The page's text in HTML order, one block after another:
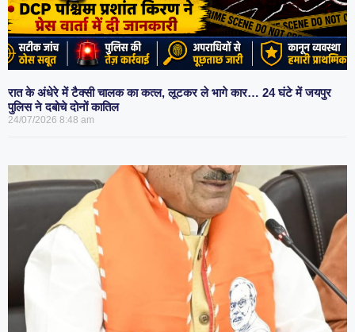
रात के अंधेरे में टैक्सी चालक का कत्ल, लूटकर ले भागे कार… 24 घंटे में जयपुर
पुलिस ने दबोचे दोनों कातिल
24/07/2026 8:48 am